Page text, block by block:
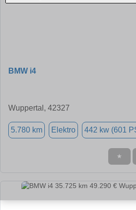
BMW i4
Wuppertal, 42327
5.780 km Elektro 442 kw (601
★